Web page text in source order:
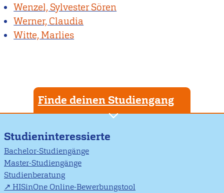
Wenzel, Sylvester Sören
Werner, Claudia
Witte, Marlies
Finde deinen Studiengang
Studieninteressierte
Bachelor-Studiengänge
Master-Studiengänge
Studienberatung
HISinOne Online-Bewerbungstool